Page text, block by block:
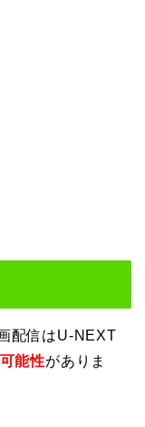
配信はU-NEXT
可能性がありま